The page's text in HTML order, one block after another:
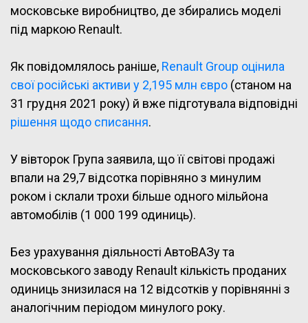
московське виробництво, де збирались моделі
під маркою Renault.
Як повідомлялось раніше, Renault Group оцінила
свої російські активи у 2,195 млн євро (станом на
31 грудня 2021 року) й вже підготувала відповідні
рішення щодо списання.
У вівторок Група заявила, що її світові продажі
впали на 29,7 відсотка порівняно з минулим
роком і склали трохи більше одного мільйона
автомобілів (1 000 199 одиниць).
Без урахування діяльності АвтоВАЗу та
московського заводу Renault кількість проданих
одиниць знизилася на 12 відсотків у порівнянні з
аналогічним періодом минулого року.